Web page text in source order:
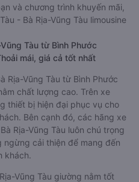
và chương trình khuyến mãi,
- Bà Rịa-Vũng Tàu limousine
Tàu từ Bình Phước
mái, giá cả tốt nhất
Rịa-Vũng Tàu từ Bình Phước
chất lượng cao. Trên xe
thiết bị hiện đại phục vụ cho
Bên cạnh đó, các hãng xe
Rịa-Vũng Tàu luôn chú trọng
cải thiện để mang đến
khách.
Vũng Tàu giường nằm tốt